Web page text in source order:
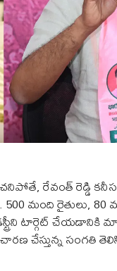
చనిపోతే, రేవంత్
మంది రైతులు, 80
టార్గెట్ చేయడానికి
చేస్తున్న సంగతి